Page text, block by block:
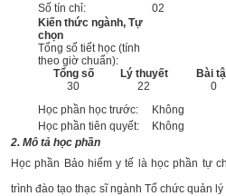
Số tín chỉ:
02
Kiến thức ngành, Tự
chọn
Tổng số tiết học (tính
theo giờ chuẩn):
Tổng số
Lý thuyết Bài
30
22 0
Học phần học trước:
Không
Học phần tiên quyết:
Không
2. Mô tả học phần
Học phần Bảo hiểm y tế là học phần tự
trình đào tạo thạc sĩ ngành Tổ chức quản